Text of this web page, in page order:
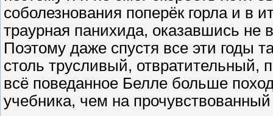
соболезнования поперёк горла и в
траурная панихида, оказавшись не
Поэтому даже спустя все эти годы
столь трусливый, отвратительный,
всё поведанное Белле больше
учебника, чем на